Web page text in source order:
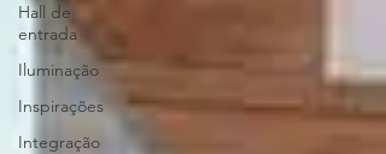
Hall de
entrada
Iluminação
Inspirações
Integração